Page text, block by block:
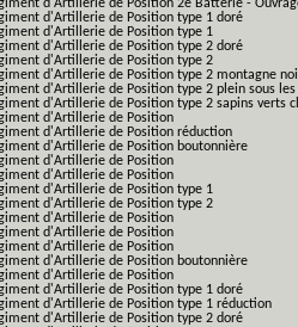
d'Artillerie de Position 2e Batterie -
d'Artillerie de Position type 1 doré
d'Artillerie de Position type 1
d'Artillerie de Position type 2 doré
d'Artillerie de Position type 2
d'Artillerie de Position type 2 montagne
d'Artillerie de Position type 2 plein sous
d'Artillerie de Position type 2 sapins verts
d'Artillerie de Position
d'Artillerie de Position réduction
d'Artillerie de Position boutonnière
d'Artillerie de Position
d'Artillerie de Position
d'Artillerie de Position type 1
d'Artillerie de Position type 2
d'Artillerie de Position
d'Artillerie de Position
d'Artillerie de Position
d'Artillerie de Position boutonnière
d'Artillerie de Position
d'Artillerie de Position type 1 doré
d'Artillerie de Position type 1 réduction
d'Artillerie de Position type 2 doré